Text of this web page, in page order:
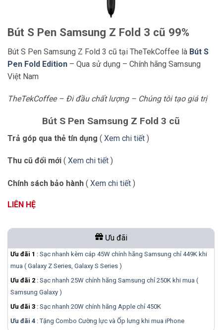
Bút S Pen Samsung Z Fold 3 cũ 99%
Bút S Pen Samsung Z Fold 3 cũ tại TheTekCoffee là Bút S
Pen Fold Edition – Qua sử dụng – Chính hãng Samsung
Việt Nam
TheTekCoffee – Đi đầu chất lượng – Chúng tôi tạo giá trị
Bút S Pen Samsung Z Fold 3 cũ
Trả góp qua thẻ tín dụng ( Xem chi tiết )
Thu cũ đổi mới ( Xem chi tiết )
Chính sách bảo hành ( Xem chi tiết )
LIÊN HỆ
Ưu đãi
Ưu đãi 1 : Sạc nhanh kèm cáp 45W chính hãng Samsung chỉ 449K khi
mua ( Galaxy Z Series, Galaxy S Series )
Ưu đãi 2 : Sạc nhanh 25W chính hãng Samsung chỉ 250K khi mua (
Samsung Galaxy )
Ưu đãi 3 : Sạc nhanh 20W chính hãng Apple chỉ 450K
Ưu đãi 4 : Tặng Combo Cường lực và Ốp lưng khi mua iPhone